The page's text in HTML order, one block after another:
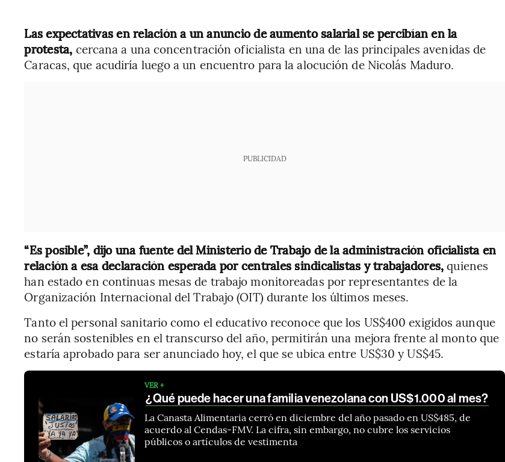
Las expectativas en relación a un anuncio de aumento salarial se percibían en la
protesta, cercana a una concentración oficialista en una de las principales avenidas de
Caracas, que acudiría luego a un encuentro para la alocución de Nicolás Maduro.
PUBLICIDAD
“Es posible”, dijo una fuente del Ministerio de Trabajo de la administración oficialista en
relación a esa declaración esperada por centrales sindicalistas y trabajadores,quienes
han estado en continuas mesas de trabajo monitoreadas por representantes de la
Organización Internacional del Trabajo (OIT) durante los últimos meses.
Tanto el personal sanitario como el educativo reconoce que los US$400 exigidos aunque
no serán sostenibles en el transcurso del año, permitirán una mejora frente al monto que
estaría aprobado para ser anunciado hoy, el que se ubica entre US$30 y US$45.
VER +
¿Qué puede hacer una familia venezolana con US$1.000 al mes?
La Canasta Alimentaria cerró en diciembre del año pasado en US$485, de
acuerdo al Cendas-FMV. La cifra, sin embargo, no cubre los servicios
públicos o artículos de vestimenta